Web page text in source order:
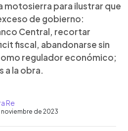
motosierra para ilustrar que
de gobierno:
Central, recortar
fiscal, abandonarse sin
regulador económico;
a la obra.
Re
de 2023